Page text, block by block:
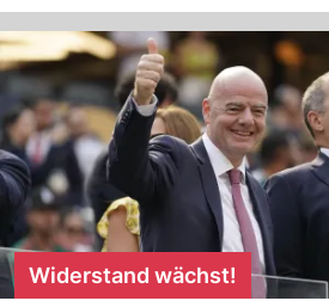
Widerstand wächst!